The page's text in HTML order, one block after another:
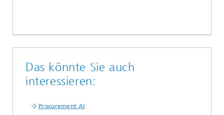
Das könnte Sie auch
interessieren:
Procurement AI